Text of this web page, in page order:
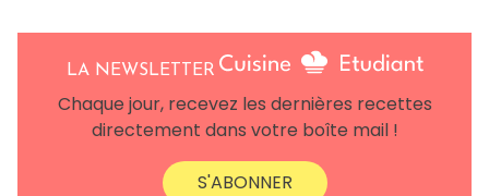
LA NEWSLETTER
Chaque jour, recevez les dernières recettes
directement dans votre boîte mail !
S'ABONNER